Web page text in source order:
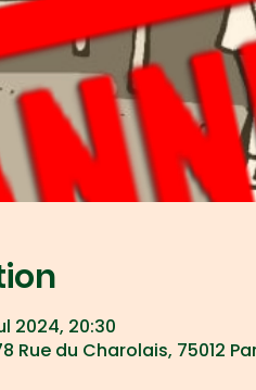
2024, 20:30
Rue du Charolais, 75012